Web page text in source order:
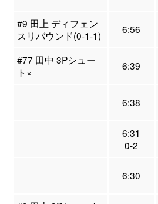
#9 田上 ディフェン
スリバウンド(0-1-1)
6:56
#77 田中 3Pシュー
ト×
6:39
6:38
6:31
0-2
6:30